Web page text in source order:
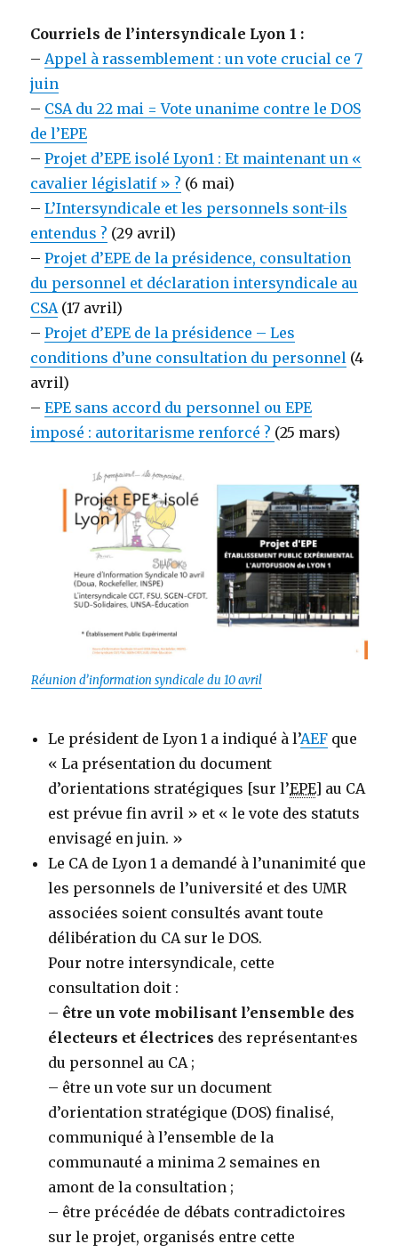
Courriels de l’intersyndicale Lyon 1 :
– Appel à rassemblement : un vote crucial ce 7
juin
– CSA du 22 mai = Vote unanime contre le DOS
de l’EPE
–Projet d’EPE isolé Lyon1 : Et maintenant un «
cavalier législatif » ? (6 mai)
–L’Intersyndicale et les personnels sont-ils
entendus ? (29 avril)
–Projet d’EPE de la présidence, consultation
du personnel et déclaration intersyndicale au
CSA (17 avril)
–Projet d’EPE de la présidence – Les
conditions d’une consultation du personnel (4
avril)
–EPE sans accord du personnel ou EPE
imposé : autoritarisme renforcé ? (25 mars)
Réunion d’information syndicale du 10 avril
Le président de Lyon 1 a indiqué à l’AEF que
« La présentation du document
d’orientations stratégiques [sur l’EPE] au CA
est prévue fin avril » et « le vote des statuts
envisagé en juin. »
Le CA de Lyon 1 a demandé à l’unanimité que
les personnels de l’université et des UMR
associées soient consultés avant toute
délibération du CA sur le DOS.
Pour notre intersyndicale, cette
consultation doit :
– être un vote mobilisant l’ensemble des
électeurs et électrices des représentant·es
du personnel au CA ;
– être un vote sur un document
d’orientation stratégique (DOS) finalisé,
communiqué à l’ensemble de la
communauté a minima 2 semaines en
amont de la consultation ;
– être précédée de débats contradictoires
sur le projet, organisés entre cette